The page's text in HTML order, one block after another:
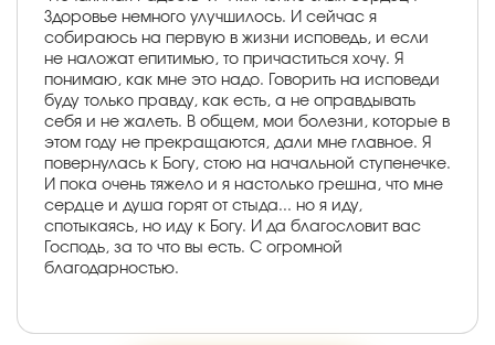
Здоровье немного улучшилось. И сейчас я
собираюсь на первую в жизни исповедь, и если
не наложат епитимью, то причаститься хочу. Я
понимаю, как мне это надо. Говорить на исповеди
буду только правду, как есть, а не оправдывать
себя и не жалеть. В общем, мои болезни, которые в
этом году не прекращаются, дали мне главное. Я
повернулась к Богу, стою на начальной ступенечке.
И пока очень тяжело и я настолько грешна, что мне
сердце и душа горят от стыда... но я иду,
спотыкаясь, но иду к Богу. И да благословит вас
Господь, за то что вы есть. С огромной
благодарностью.